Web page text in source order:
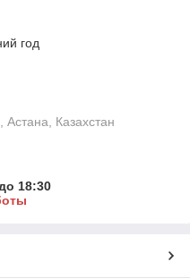
год
Казахстан
18:30